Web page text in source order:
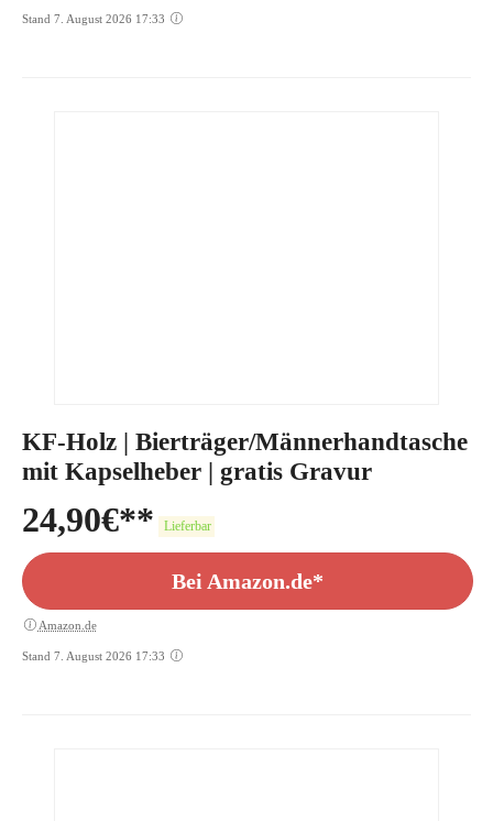
Stand 7. August 2026 17:33
KF-Holz | Bierträger/Männerhandtasche
mit Kapselheber | gratis Gravur
24,90€ Lieferbar
Bei Amazon.de*
Amazon.de
Stand 7. August 2026 17:33